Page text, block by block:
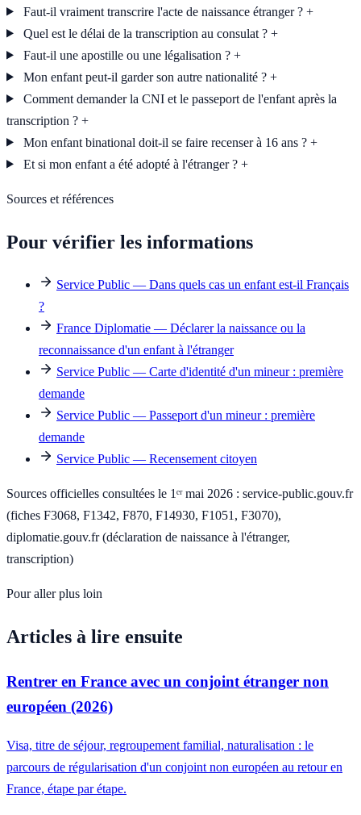
Faut-il vraiment transcrire l'acte de naissance étranger ? +
Quel est le délai de la transcription au consulat ? +
Faut-il une apostille ou une légalisation ? +
Mon enfant peut-il garder son autre nationalité ? +
Comment demander la CNI et le passeport de l'enfant après la
transcription ? +
Mon enfant binational doit-il se faire recenser à 16 ans ? +
Et si mon enfant a été adopté à l'étranger ? +
Sources et références
Pour vérifier les informations
Service Public — Dans quels cas un enfant est-il Français
?
France Diplomatie — Déclarer la naissance ou la
reconnaissance d'un enfant à l'étranger
Service Public — Carte d'identité d'un mineur : première
demande
Service Public — Passeport d'un mineur : première
demande
Service Public — Recensement citoyen
Sources officielles consultées le 1ᵉʳ mai 2026 : service-public.gouv.fr
(fiches F3068, F1342, F870, F14930, F1051, F3070),
diplomatie.gouv.fr (déclaration de naissance à l'étranger,
transcription)
Pour aller plus loin
Articles à lire ensuite
Rentrer en France avec un conjoint étranger non
européen (2026)
Visa, titre de séjour, regroupement familial, naturalisation : le
parcours de régularisation d'un conjoint non européen au retour en
France, étape par étape.